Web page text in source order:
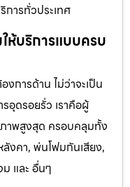
ารทั่วประเทศ
ห้บริการแบบครบ
การด้าน ไม่ว่าจะเป็น
อุดรอยรั่ว เราคือผู้
าพสูงสุด ครอบคลุมทั้ง
งคา, พ่นโฟมกันเสียง,
และ อื่นๆ